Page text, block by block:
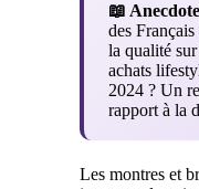
📖 Anecdote
des
la qualité
achats
2024 ? Un
rapport à la
Les montres et